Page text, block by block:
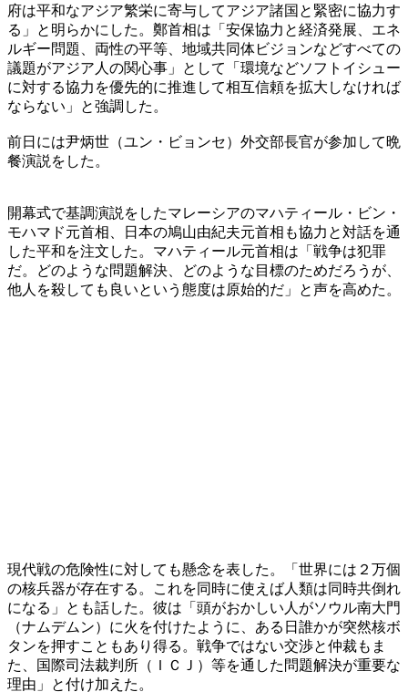
府は平和なアジア繁栄に寄与してアジア諸国と緊密に協力す
る」と明らかにした。鄭首相は「安保協力と経済発展、エネ
ルギー問題、両性の平等、地域共同体ビジョンなどすべての
議題がアジア人の関心事」として「環境などソフトイシュー
に対する協力を優先的に推進して相互信頼を拡大しなければ
ならない」と強調した。
前日には尹炳世（ユン・ビョンセ）外交部長官が参加して晩
餐演説をした。
開幕式で基調演説をしたマレーシアのマハティール・ビン・
モハマド元首相、日本の鳩山由紀夫元首相も協力と対話を通
した平和を注文した。マハティール元首相は「戦争は犯罪
だ。どのような問題解決、どのような目標のためだろうが、
他人を殺しても良いという態度は原始的だ」と声を高めた。
現代戦の危険性に対しても懸念を表した。「世界には２万個
の核兵器が存在する。これを同時に使えば人類は同時共倒れ
になる」とも話した。彼は「頭がおかしい人がソウル南大門
（ナムデムン）に火を付けたように、ある日誰かが突然核ボ
タンを押すこともあり得る。戦争ではない交渉と仲裁もま
た、国際司法裁判所（ＩＣＪ）等を通した問題解決が重要な
理由」と付け加えた。